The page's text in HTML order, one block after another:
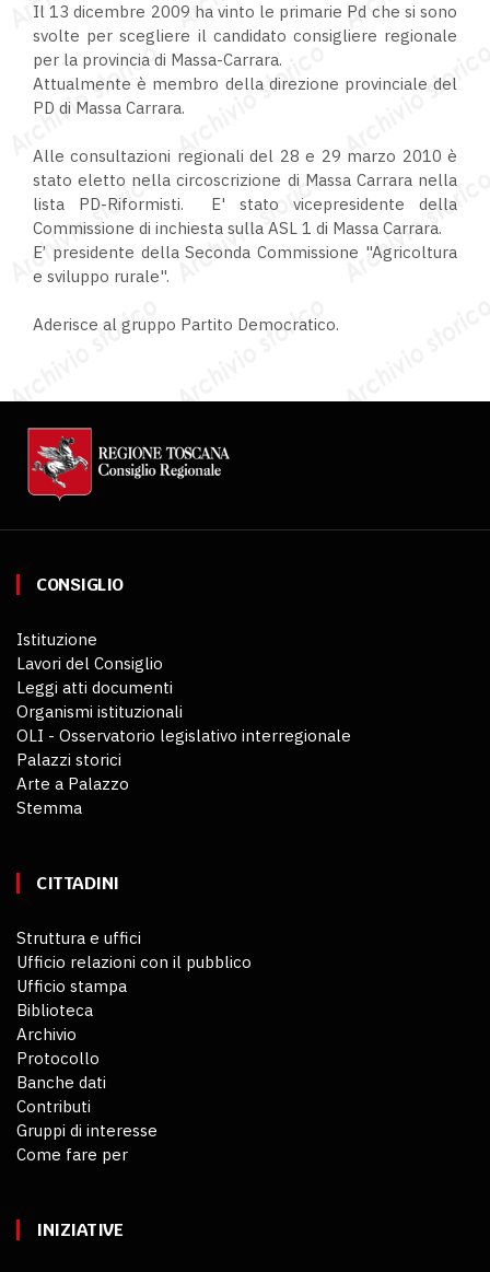
Il 13 dicembre 2009 ha vinto le primarie Pd che si sono
svolte per scegliere il candidato consigliere regionale
per la provincia di Massa-Carrara.
Attualmente è membro della direzione provinciale del
PD di Massa Carrara.
Alle consultazioni regionali del 28 e 29 marzo 2010 è
stato eletto nella circoscrizione di Massa Carrara nella
lista PD-Riformisti. E' stato vicepresidente della
Commissione di inchiesta sulla ASL 1 di Massa Carrara.
E’ presidente della Seconda Commissione "Agricoltura
e sviluppo rurale".
Aderisce al gruppo Partito Democratico.
CONSIGLIO
Istituzione
Lavori del Consiglio
Leggi atti documenti
Organismi istituzionali
OLI - Osservatorio legislativo interregionale
Palazzi storici
Arte a Palazzo
Stemma
CITTADINI
Struttura e uffici
Ufficio relazioni con il pubblico
Ufficio stampa
Biblioteca
Archivio
Protocollo
Banche dati
Contributi
Gruppi di interesse
Come fare per
INIZIATIVE